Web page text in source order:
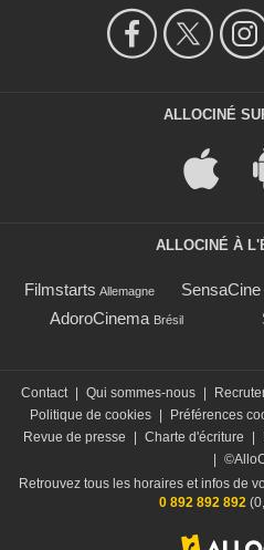
ALLOCINÉ
ALLOCINÉ À
Filmstarts Allemagne SensaCine
AdoroCinema Brésil
Contact Qui sommes-nous
Politique de cookies
Préférences
Revue de presse
Charte d'écriture
Retrouvez tous les horaires et infos de
0 892 892 892